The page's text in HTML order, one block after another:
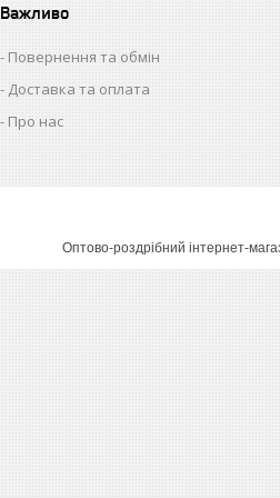
Важливо
Повернення та обмін
Доставка та оплата
Про нас